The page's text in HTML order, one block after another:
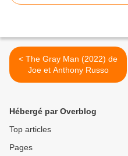
< The Gray Man (2022) de
Joe et Anthony Russo
Hébergé par Overblog
Top articles
Pages